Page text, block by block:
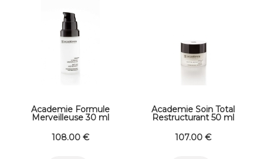
Academie Formule
Merveilleuse 30 ml
108.00 €
Academie Soin Total
Restructurant 50 ml
107.00 €